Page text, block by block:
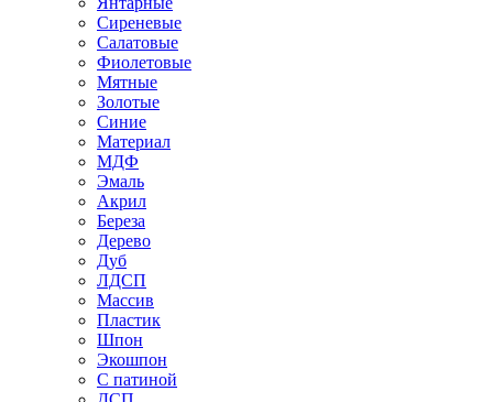
Сиреневые
Салатовые
Фиолетовые
Мятные
Золотые
Синие
Материал
МДФ
Эмаль
Акрил
Береза
Дерево
Дуб
ЛДСП
Массив
Пластик
Шпон
Экошпон
С патиной